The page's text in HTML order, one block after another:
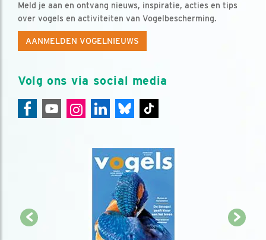
Meld je aan en ontvang nieuws, inspiratie, acties en tips
over vogels en activiteiten van Vogelbescherming.
AANMELDEN VOGELNIEUWS
Volg ons via social media